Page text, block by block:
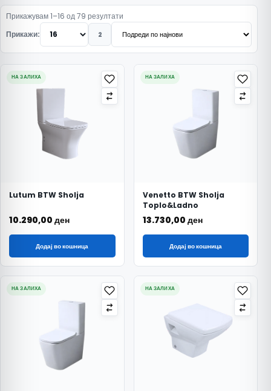
Прикажувам 1–16 од 79 резултати
Прикажи:
2
НА ЗАЛИХА
Lutum BTW Sholja
10.290,00 ден
Додај во кошница
НА ЗАЛИХА
Venetto BTW Sholja
Toplo&Ladno
13.730,00 ден
Додај во кошница
НА ЗАЛИХА НА ЗАЛИХА